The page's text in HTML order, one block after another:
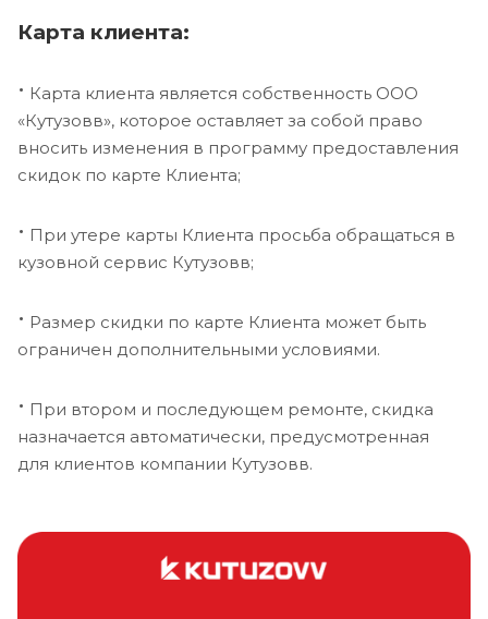
Карта клиента:
· Карта клиента является собственность ООО
«Кутузовв», которое оставляет за собой право
вносить изменения в программу предоставления
скидок по карте Клиента;
· При утере карты Клиента просьба обращаться в
кузовной сервис Кутузовв;
· Размер скидки по карте Клиента может быть
ограничен дополнительными условиями.
· При втором и последующем ремонте, скидка
назначается автоматически, предусмотренная
для клиентов компании Кутузовв.